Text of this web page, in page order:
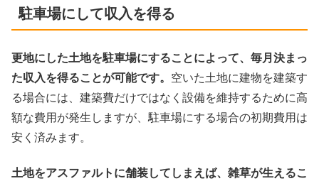
駐車場にして収入を得る
更地にした土地を駐車場にすることによって、毎月決まっ
た収入を得ることが可能です。 空いた土地に建物を建築す
る場合には、建築費だけではなく設備を維持するために高
額な費用が発生しますが、駐車場にする場合の初期費用は
安く済みます。
土地をアスファルトに舗装してしまえば、雑草が生えるこ